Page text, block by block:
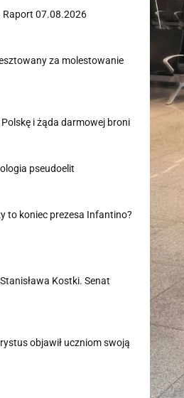
Raport 07.08.2026
za molestowanie
i żąda darmowej broni
pseudoelit
to koniec prezesa Infantino?
Kostki. Senat
objawił uczniom swoją